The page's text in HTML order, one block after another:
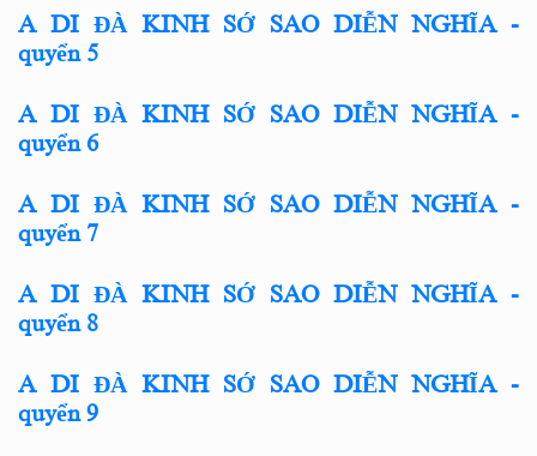
A DI ĐÀ KINH SỚ SAO DIỄN NGHĨA​​​​​​​ -
quyển 5
A DI ĐÀ KINH SỚ SAO DIỄN NGHĨA​​​​​​​ -
quyển 6
A DI ĐÀ KINH SỚ SAO DIỄN NGHĨA​​​​​​​ -
quyển 7
A DI ĐÀ KINH SỚ SAO DIỄN NGHĨA​​​​​​​ -
quyển 8
A DI ĐÀ KINH SỚ SAO DIỄN NGHĨA​​​​​​​ -
quyển 9